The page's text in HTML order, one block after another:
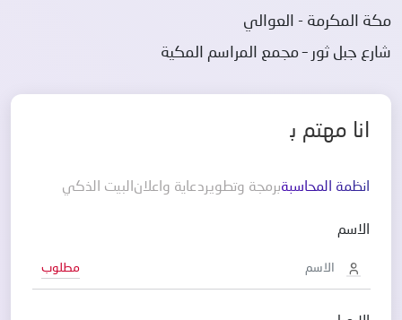
مكة المكرمة - العوالي
شارع جبل ثور – مجمع المراسم المكية
انا مهتم ب
انظمة المحاسبةبرمجة وتطويردعاية واعلانالبيت الذكي
الاسم
مطلوب